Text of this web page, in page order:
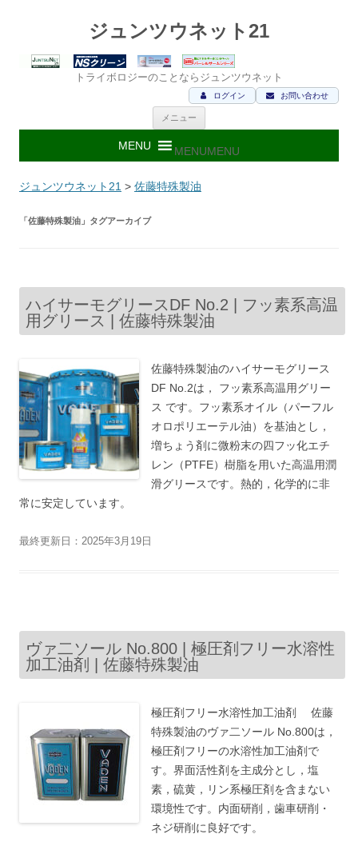
ジュンツウネット21
トライボロジーのことならジュンツウネット
お問い合わせ
ログイン
メニュー
ン
ツ
MENUMENU
ジュンツウネット21 > 佐藤特殊製油
「 佐藤特殊製油 」タグアーカイブ
ハイサーモグリースDF No.2 | フッ素系高温
用グリース | 佐藤特殊製油
佐藤特殊製油のハイサーモグリース
DF No.2は， フッ素系高温用グリー
ス です。フッ素系オイル（パーフル
オロポリエーテル油）を基油とし，
増ちょう剤に微粉末の四フッ化エチ
レン（PTFE）樹脂を用いた高温用潤
滑グリースです。熱的，化学的に非
常に安定しています。
最終更新日：2025年3月19日
ヴァ二ソール No.800 | 極圧剤フリー水溶性
加工油剤 | 佐藤特殊製油
極圧剤フリー水溶性加工油剤 佐藤
特殊製油のヴァ二ソール No.800は，
極圧剤フリーの水溶性加工油剤で
す。界面活性剤を主成分とし，塩
素，硫黄，リン系極圧剤を含まない
環境性です。内面研削，歯車研削・
ネジ研削に良好です。